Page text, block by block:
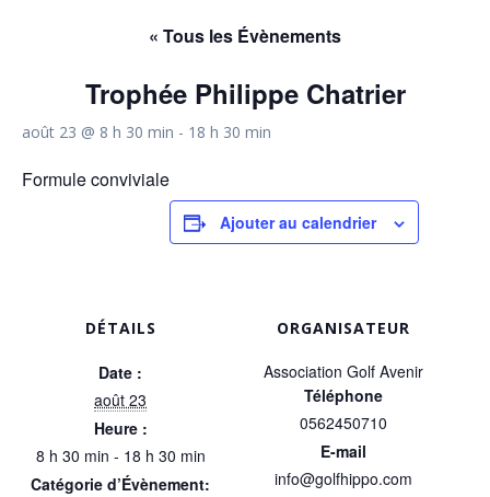
« Tous les Évènements
Trophée Philippe Chatrier
août 23 @ 8 h 30 min - 18 h 30 min
Formule conviviale
Ajouter au calendrier
DÉTAILS
Date :
août 23
Heure :
8 h 30 min - 18 h 30 min
Catégorie d’Évènement:
ORGANISATEUR
Association Golf Avenir
Téléphone
0562450710
E-mail
info@golfhippo.com